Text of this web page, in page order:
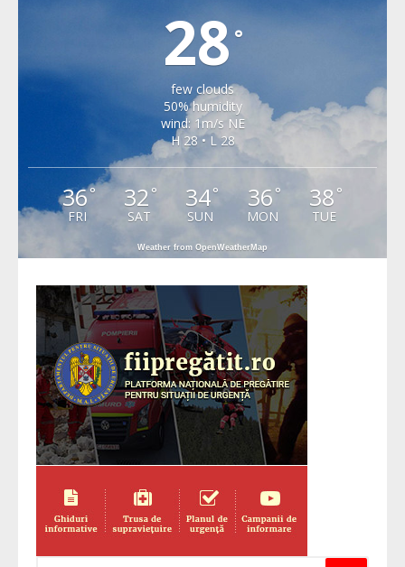
28 °
few clouds
50% humidity
wind: 1m/s NE
H 28 • L 28
36°
FRI
32 °
SAT
34°
SUN
36 °
MON
38 °
TUE
Weather from OpenWeatherMap